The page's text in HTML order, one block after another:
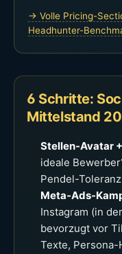
→ Volle Pricing-
Headhunter-
6 Schritte:
Mittelstand
Stellen-Avatar
ideale
Pendel-
Meta-Ads-
Instagram (in
bevorzugt vor
Texte, Persona-